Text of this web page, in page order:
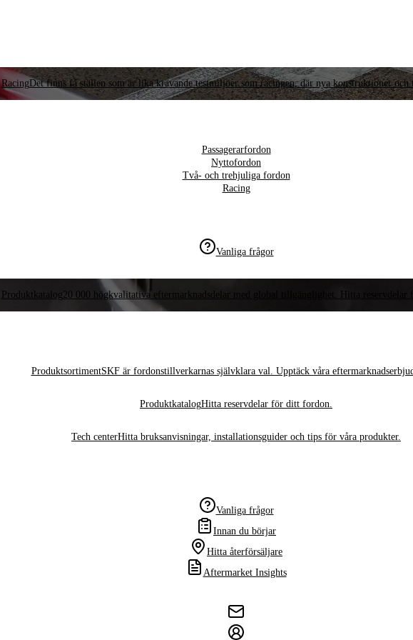
RacingDet finns få ställen som är lika krävande testmiljöer som racingen, där nya konstruktioner och
Passagerarfordon
Nyttofordon
Två- och trehjuliga fordon
Racing
Vanliga frågor
Produktkatalog20 000 högkvalitativa eftermarknadsdelar med global tillgänglighet. Hitta reservdelar
ProduktsortimentSKF är fordonstillverkarnas självklara val. Upptäck våra
ProduktkatalogHitta reservdelar för ditt fordon.
Tech centerHitta bruksanvisningar, installationsguider och tips för våra produkter.
Vanliga frågor
Innan du börjar
Hitta återförsäljare
Aftermarket Insights